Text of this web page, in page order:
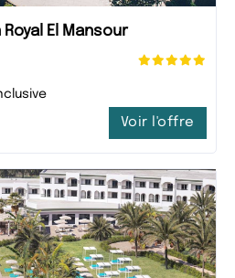
El Mansour
Voir l'offre